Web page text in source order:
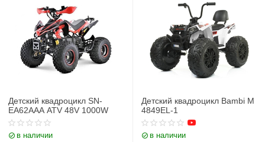
Детский квадроцикл SN-
EA62ААА ATV 48V 1000W
в наличии
Детский квадроцикл Bambi M
4849EL-1
в наличии